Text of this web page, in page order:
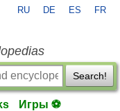
RU DE ES FR
Search!
Игры ⚽